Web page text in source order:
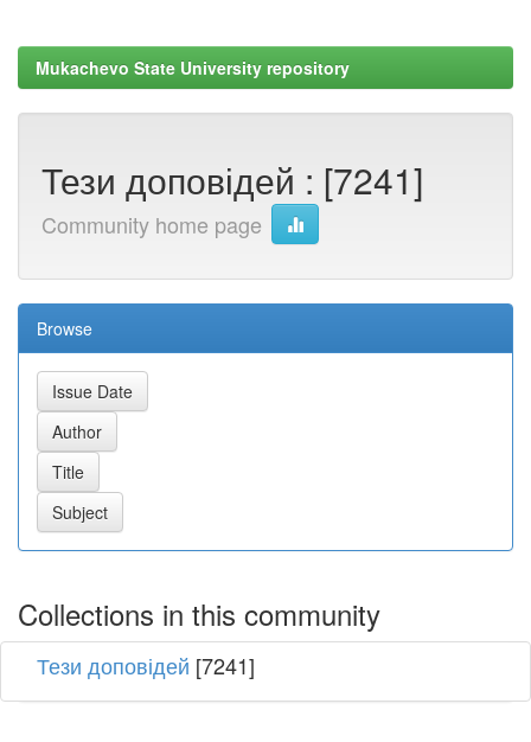
Mukachevo State University repository
Тези доповідей : [7241]
Community home page
Browse
Collections in this community
Тези доповідей [7241]